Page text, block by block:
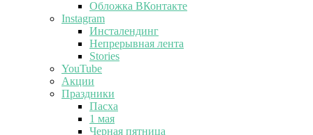
Обложка ВКонтакте
Instagram
Инсталендинг
Непрерывная лента
Stories
YouTube
Акции
Праздники
Пасха
1 мая
Черная пятница